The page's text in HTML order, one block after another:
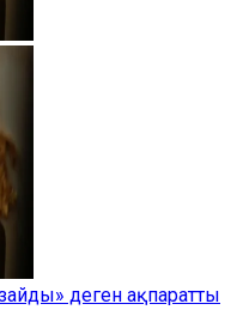
деген ақпаратты